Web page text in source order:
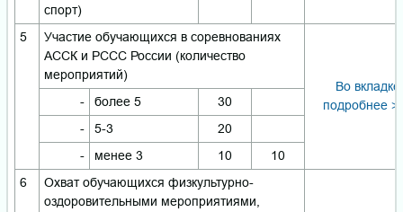
спорт)
5
Участие обучающихся в соревнованиях
АССК и РССС России (количество
мероприятий)
Во вкладке
подробнее
- более 5
30
-
5-3
20
-
менее 3 10
10
6
Охват обучающихся физкультурно-
оздоровительными мероприятиями,